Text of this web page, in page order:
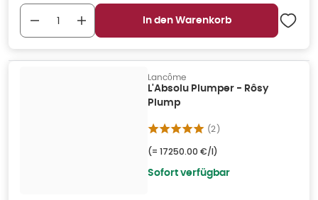
In den Warenkorb
Lancôme
L'Absolu Plumper - Rôsy
Plump
(2)
(= 17250.00 €/l)
Sofort verfügbar